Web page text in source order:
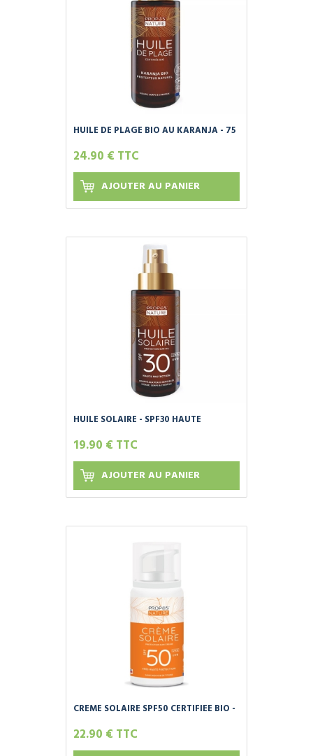
HUILE DE PLAGE BIO AU KARANJA - 75
24.90 € TTC
AJOUTER AU PANIER
HUILE SOLAIRE - SPF30 HAUTE
19.90 € TTC
AJOUTER AU PANIER
CREME SOLAIRE SPF50 CERTIFIEE BIO -
22.90 € TTC